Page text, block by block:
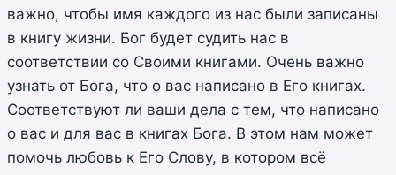
важно, чтобы имя каждого из нас были записаны
в книгу жизни. Бог будет судить нас в
соответствии со Своими книгами. Очень важно
узнать от Бога, что о вас написано в Его книгах.
Соответствуют ли ваши дела с тем, что написано
о вас и для вас в книгах Бога. В этом нам может
помочь любовь к Его Слову, в котором всё